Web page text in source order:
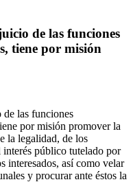
de las funciones
tiene por misión
las funciones
por misión promover la
la legalidad, de los
interés público tutelado por
interesados, así como velar
y procurar ante éstos la